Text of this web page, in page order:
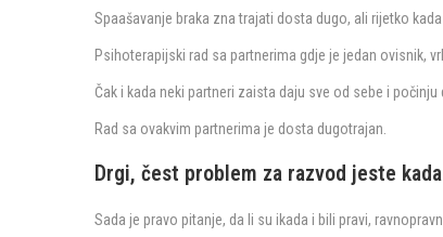
Spaašavanje braka zna trajati dosta dugo, ali rijetko
Psihoterapijski rad sa partnerima gdje je jedan ovisnik,
Čak i kada neki partneri zaista daju sve od sebe i
Rad sa ovakvim partnerima je dosta dugotrajan.
Drgi, čest problem za razvod jeste kada
Sada je pravo pitanje, da li su ikada i bili pravi,